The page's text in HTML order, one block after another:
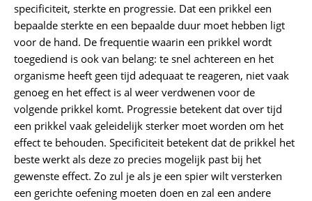
specificiteit, sterkte en progressie. Dat een prikkel een
bepaalde sterkte en een bepaalde duur moet hebben ligt
voor de hand. De frequentie waarin een prikkel wordt
toegediend is ook van belang: te snel achtereen en het
organisme heeft geen tijd adequaat te reageren, niet vaak
genoeg en het effect is al weer verdwenen voor de
volgende prikkel komt. Progressie betekent dat over tijd
een prikkel vaak geleidelijk sterker moet worden om het
effect te behouden. Specificiteit betekent dat de prikkel het
beste werkt als deze zo precies mogelijk past bij het
gewenste effect. Zo zul je als je een spier wilt versterken
een gerichte oefening moeten doen en zal een andere